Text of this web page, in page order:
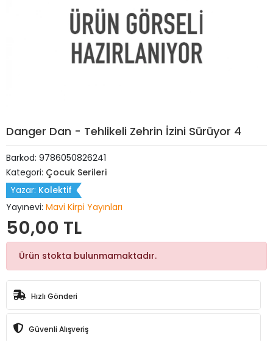
Danger Dan - Tehlikeli Zehrin İzini Sürüyor 4
Barkod: 9786050826241
Kategori: Çocuk Serileri
Yazar: Kolektif
Yayınevi: Mavi Kirpi Yayınları
50,00 TL
Ürün stokta bulunmamaktadır.
Hızlı Gönderi
Güvenli Alışveriş